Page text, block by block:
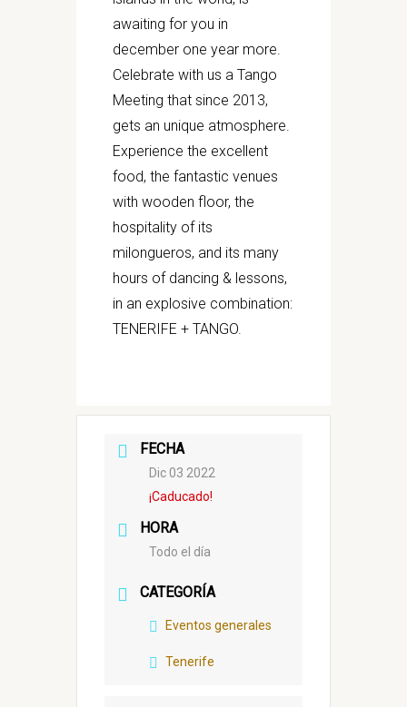
awaiting for you in
december one year more.
Celebrate with us a Tango
Meeting that since 2013,
gets an unique atmosphere.
Experience the excellent
food, the fantastic venues
with wooden floor, the
hospitality of its
milongueros, and its many
hours of dancing & lessons,
in an explosive combination:
TENERIFE + TANGO.
FECHA
Dic 03 2022
¡Caducado!
HORA
Todo el día
CATEGORÍA
Eventos generales
Tenerife